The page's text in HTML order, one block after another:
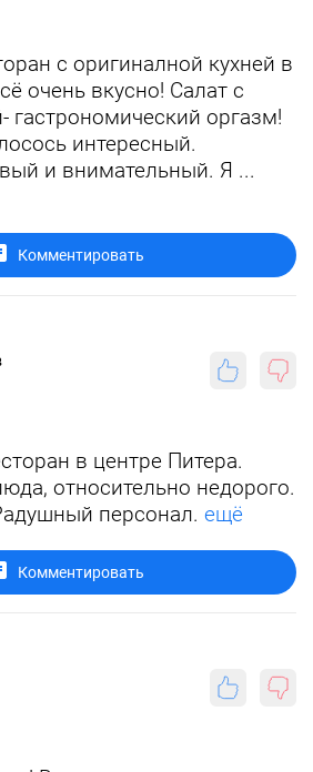
с оригиналной кухней в
очень вкусно! Салат с
гастрономический оргазм!
интересный.
и внимательный. Я ...
Комментировать
в центре Питера.
относительно недорого.
персонал. ещё
Комментировать